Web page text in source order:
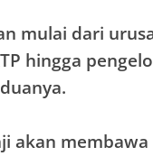
mulai dari
hingga
akan